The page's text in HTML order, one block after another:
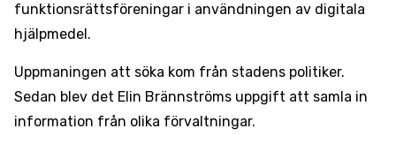
funktionsrättsföreningar i användningen av digitala
hjälpmedel.
Uppmaningen att söka kom från stadens politiker.
Sedan blev det Elin Brännströms uppgift att samla in
information från olika förvaltningar.